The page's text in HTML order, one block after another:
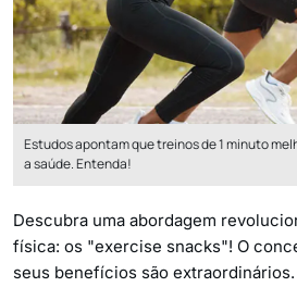
Estudos apontam que treinos de 1 minuto
a saúde. Entenda!
Descubra uma abordagem
física: os "exercise snacks"! O
seus benefícios são